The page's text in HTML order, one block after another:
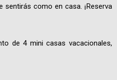
sentirás como en casa. ¡Reserva
de 4 mini casas vacacionales,